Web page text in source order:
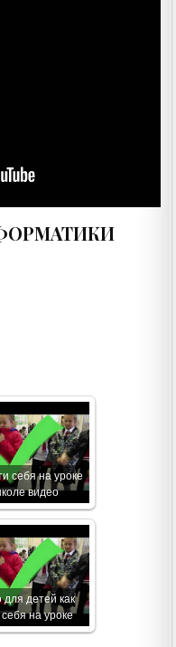
себя на уроке
видео
для детей как
себя на уроке